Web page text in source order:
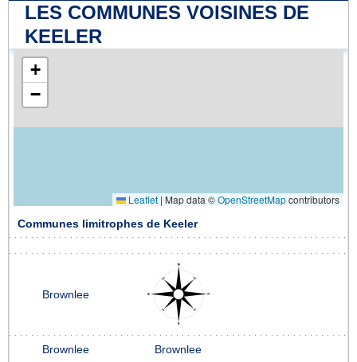
LES COMMUNES VOISINES DE
KEELER
+
−
Leaflet | Map data ©OpenStreetMapcontributors
Communes limitrophes de Keeler
Brownlee
Brownlee Brownlee